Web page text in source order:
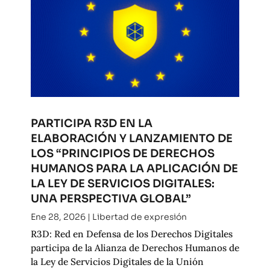
PARTICIPA R3D EN LA
ELABORACIÓN Y LANZAMIENTO DE
LOS “PRINCIPIOS DE DERECHOS
HUMANOS PARA LA APLICACIÓN DE
LA LEY DE SERVICIOS DIGITALES:
UNA PERSPECTIVA GLOBAL”
Ene 28, 2026| Libertad de expresión
R3D: Red en Defensa de los Derechos Digitales
participa de la Alianza de Derechos Humanos de
la Ley de Servicios Digitales de la Unión